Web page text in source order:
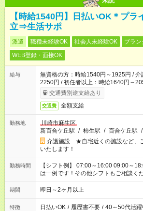
【時給1540円】日払いOK＊プラ
立⇒生活サポ
派遣 職種未経験OK 社会人未経験OK
ブラン
WEB登録・面接OK
給与
無資格の方：時給1540円～1925円 /
2250円 / 初任者以上：時給1640円～
交通費別途支給あり
交通費 全額支給
勤務地
川崎市麻生区
新百合ケ丘駅 / 柿生駅 / 百合ケ丘駅 /
介護施設 ★自宅近くの施設など、
いたします！
勤務時間
【シフト例】 07:00～16:00 09:00～18:00
は一例です！その他シフトもご相談く
期間 即日～2ヶ月以上
特徴 日払いOK / 履歴書不要 / 40～50代活躍